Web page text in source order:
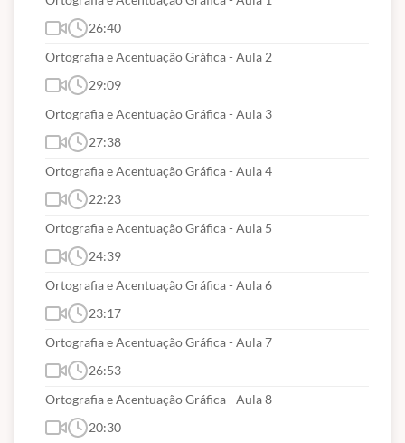
26:40
Ortografia e Acentuação Gráfica - Aula 2
29:09
Ortografia e Acentuação Gráfica - Aula 3
27:38
Ortografia e Acentuação Gráfica - Aula 4
22:23
Ortografia e Acentuação Gráfica - Aula 5
24:39
Ortografia e Acentuação Gráfica - Aula 6
23:17
Ortografia e Acentuação Gráfica - Aula 7
26:53
Ortografia e Acentuação Gráfica - Aula 8
20:30